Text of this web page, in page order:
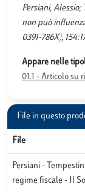
Persiani, Alessio;
non può
0391-786X),
Appare nelle
01.1 - Articolo su
File in questo
File
Persiani -
regime fiscale - Il